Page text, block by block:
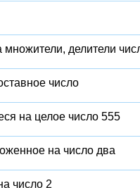
множители, делители
число
на целое число 555
на число два
число 2